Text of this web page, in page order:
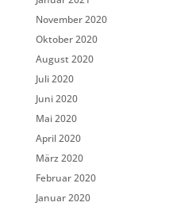
November 2020
Oktober 2020
August 2020
Juli 2020
Juni 2020
Mai 2020
April 2020
März 2020
Februar 2020
Januar 2020